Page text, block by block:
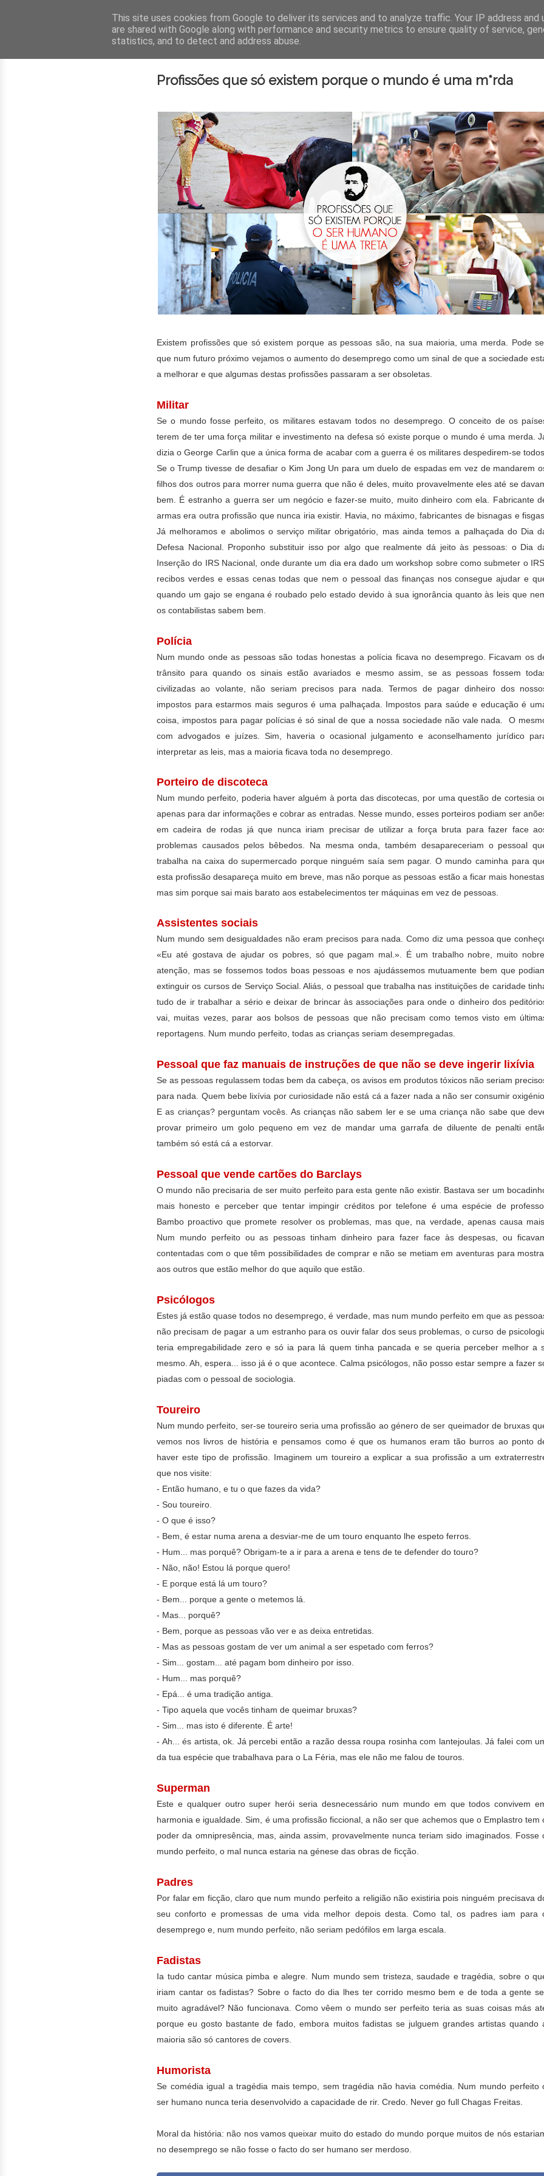
AUTOR LIVROS
Profissões que só existem porque o mundo é uma m*rda
Existem profissões que só existem porque as pessoas são, na sua maioria, uma merda. Pode
que num futuro próximo vejamos o aumento do desemprego como um sinal de que a sociedade
a melhorar e que algumas destas profissões passaram a ser obsoletas.
Militar
Se o mundo fosse perfeito, os militares estavam todos no desemprego. O conceito de os
terem de ter uma força militar e investimento na defesa só existe porque o mundo é uma merda.
dizia o George Carlin que a única forma de acabar com a guerra é os militares despedirem-se todos.
Se o Trump tivesse de desafiar o Kim Jong Un para um duelo de espadas em vez de mandarem
filhos dos outros para morrer numa guerra que não é deles, muito provavelmente eles até se
bem. É estranho a guerra ser um negócio e fazer-se muito, muito dinheiro com ela. Fabricante
armas era outra profissão que nunca iria existir. Havia, no máximo, fabricantes de bisnagas e fisgas.
Já melhoramos e abolimos o serviço militar obrigatório, mas ainda temos a palhaçada do Dia
Defesa Nacional. Proponho substituir isso por algo que realmente dá jeito às pessoas: o Dia
Inserção do IRS Nacional, onde durante um dia era dado um workshop sobre como submeter o IRS,
recibos verdes e essas cenas todas que nem o pessoal das finanças nos consegue ajudar e
quando um gajo se engana é roubado pelo estado devido à sua ignorância quanto às leis que
os contabilistas sabem bem.
Polícia
Num mundo onde as pessoas são todas honestas a polícia ficava no desemprego. Ficavam os
trânsito para quando os sinais estão avariados e mesmo assim, se as pessoas fossem
civilizadas ao volante, não seriam precisos para nada. Termos de pagar dinheiro dos
impostos para estarmos mais seguros é uma palhaçada. Impostos para saúde e educação é
coisa, impostos para pagar polícias é só sinal de que a nossa sociedade não vale nada. O
com advogados e juízes.Sim, haveria o ocasional julgamento e aconselhamento jurídico
interpretar as leis, mas a maioria ficava toda no desemprego.
Porteiro de discoteca
Num mundo perfeito, poderia haver alguém à porta das discotecas, por uma questão de cortesia
apenas para dar informações e cobrar as entradas. Nesse mundo, esses porteiros podiam ser
em cadeira de rodas já que nunca iriam precisar de utilizar a força bruta para fazer face
problemas causados pelos bêbedos. Na mesma onda, também desapareceriam o pessoal
trabalha na caixa do supermercado porque ninguém saía sem pagar. O mundo caminha para
esta profissão desapareça muito em breve, mas não porque as pessoas estão a ficar mais honestas,
mas sim porque sai mais barato aos estabelecimentos ter máquinas em vez de pessoas.
Assistentes sociais
Num mundo sem desigualdades não eram precisos para nada. Como diz uma pessoa que
«Eu até gostava de ajudar os pobres, só que pagam mal.». É um trabalho nobre, muito nobre,
atenção, mas se fossemos todos boas pessoas e nos ajudássemos mutuamente bem que
extinguir os cursos de Serviço Social. Aliás, o pessoal que trabalha nas instituições de caridade t
tudo de ir trabalhar a sério e deixar de brincar às associações para onde o dinheiro dos
vai, muitas vezes, parar aos bolsos de pessoas que não precisam como temos visto em
reportagens. Num mundo perfeito, todas as crianças seriam desempregadas.
Pessoal que faz manuais de instruções de que não se deve ingerir lixívia
Se as pessoas regulassem todas bem da cabeça, os avisos em produtos tóxicos não seriam
para nada. Quem bebe lixívia por curiosidade não está cá a fazer nada a não ser consumir oxigénio.
E as crianças? perguntam vocês. As crianças não sabem ler e se uma criança não sabe que
provar primeiro um golo pequeno em vez de mandar uma garrafa de diluente de penalti
também só está cá a estorvar.
Pessoal que vende cartões do Barclays
O mundo não precisaria de ser muito perfeito para esta gente não existir. Bastava ser um
mais honesto e perceber que tentar impingir créditos por telefone é uma espécie de
Bambo proactivo que promete resolver os problemas, mas que, na verdade, apenas causa mais.
Num mundo perfeito ou as pessoas tinham dinheiro para fazer face às despesas, ou
contentadas com o que têm possibilidades de comprar e não se metiam em aventuras para
aos outros que estão melhor do que aquilo que estão.
Psicólogos
Estes já estão quase todos no desemprego, é verdade, mas num mundo perfeito em que as
não precisam de pagar a um estranho para os ouvir falar dos seus problemas, o curso de
teria empregabilidade zero e só ia para lá quem tinha pancada e se queria perceber melhor a
mesmo. Ah, espera... isso já é o que acontece. Calma psicólogos, não posso estar sempre a fazer
piadas com o pessoal de sociologia.
Toureiro
Num mundo perfeito, ser-se toureiro seria uma profissão ao género de ser queimador de bruxas
vemos nos livros de história e pensamos como é que os humanos eram tão burros ao ponto
haver este tipo de profissão. Imaginem um toureiro a explicar a sua profissão a um
que nos visite:
- Então humano, e tu o que fazes da vida?
- Sou toureiro.
- O que é isso?
- Bem, é estar numa arena a desviar-me de um touro enquanto lhe espeto ferros.
- Hum... mas porquê? Obrigam-te a ir para a arena e tens de te defender do touro?
- Não, não! Estou lá porque quero!
- E porque está lá um touro?
- Bem... porque a gente o metemos lá.
- Mas... porquê?
- Bem, porque as pessoas vão ver e as deixa entretidas.
- Mas as pessoas gostam de ver um animal a ser espetado com ferros?
- Sim... gostam... até pagam bom dinheiro por isso.
- Hum... mas porquê?
- Epá... é uma tradição antiga.
- Tipo aquela que vocês tinham de queimar bruxas?
- Sim... mas isto é diferente. É arte!
- Ah... és artista, ok. Já percebi então a razão dessa roupa rosinha com lantejoulas. Já falei com
da tua espécie que trabalhava para o La Féria, mas ele não me falou de touros.
Superman
Este e qualquer outro super herói seria desnecessário num mundo em que todos convivem
harmonia e igualdade. Sim, é uma profissão ficcional, a não ser que achemos que o Emplastro tem
poder da omnipresência, mas, ainda assim, provavelmente nunca teriam sido imaginados. Fosse
mundo perfeito, o mal nunca estaria na génese das obras de ficção.
Padres
Por falar em ficção, claro que num mundo perfeito a religião não existiria pois ninguém precisava
seu conforto e promessas de uma vida melhor depois desta. Como tal, os padres iam para
desemprego e, num mundo perfeito, não seriam pedófilos em larga escala.
Fadistas
Ia tudo cantar música pimba e alegre. Num mundo sem tristeza, saudade e tragédia, sobre o
iriam cantar os fadistas? Sobre o facto do dia lhes ter corrido mesmo bem e de toda a gente
muito agradável? Não funcionava. Como vêem o mundo ser perfeito teria as suas coisas más
porque eu gosto bastante de fado, embora muitos fadistas se julguem grandes artistas quando
maioria são só cantores de covers.
Humorista
Se comédia igual a tragédia mais tempo, sem tragédia não havia comédia. Num mundo perfeito
ser humano nunca teria desenvolvido a capacidade de rir. Credo. Never go full Chagas Freitas.
Moral da história: não nos vamos queixar muito do estado do mundo porque muitos de nós
no desemprego se não fosse o facto do ser humano ser merdoso.
This site uses cookies from Google to deliver its services and to analyze traffic. Your IP address and
are shared with Google along with performance and security metrics to ensure quality of service,
statistics, and to detect and address abuse.